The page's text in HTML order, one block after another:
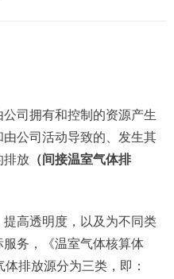
司拥有和控制的资源产生
由公司活动导致的、发生其
排放 （间接温室气体排
高透明度，以及为不同类
务，《温室气体核算体
排放源分为三类，即：